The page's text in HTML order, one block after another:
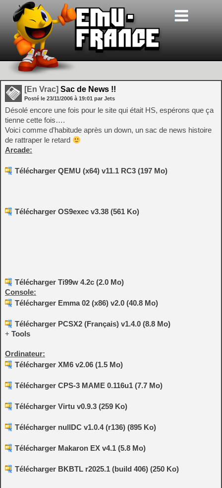
[En Vrac] Sac de News !!
Posté le 23/11/2006 à 19:01 par Jets
Désolé encore une fois pour le site qui était HS, espérons que ça
tienne cette fois….
Voici comme d’habitude après un down, un sac de news histoire
de rattraper le retard
Arcade:
Télécharger QEMU (x64) v11.1 RC3 (197 Mo)
Télécharger OS9exec v3.38 (561 Ko)
Télécharger Ti99w 4.2c (2.0 Mo)
Console:
Télécharger Emma 02 (x86) v2.0 (40.8 Mo)
Télécharger PCSX2 (Français) v1.4.0 (8.8 Mo)
+ Tools
Ordinateur:
Télécharger XM6 v2.06 (1.5 Mo)
Télécharger CPS-3 MAME 0.116u1 (7.7 Mo)
Télécharger Virtu v0.9.3 (259 Ko)
Télécharger nullDC v1.0.4 (r136) (895 Ko)
Télécharger Makaron EX v4.1 (5.8 Mo)
Télécharger BKBTL r2025.1 (build 406) (250 Ko)